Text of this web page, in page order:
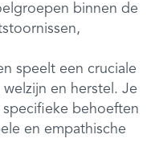
binnen de
speelt een cruciale
en herstel. Je
behoeften
en empathische